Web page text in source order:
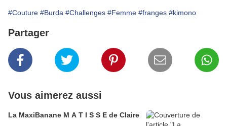
#Couture #Burda #Challenges #Femme #franges #kimono
Partager
Vous aimerez aussi
La MaxiBanane M A T I S S E de Claire